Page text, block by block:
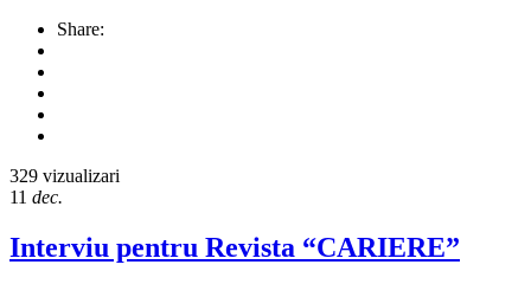
Share:
329 vizualizari
11 dec.
Interviu pentru Revista “CARIERE”